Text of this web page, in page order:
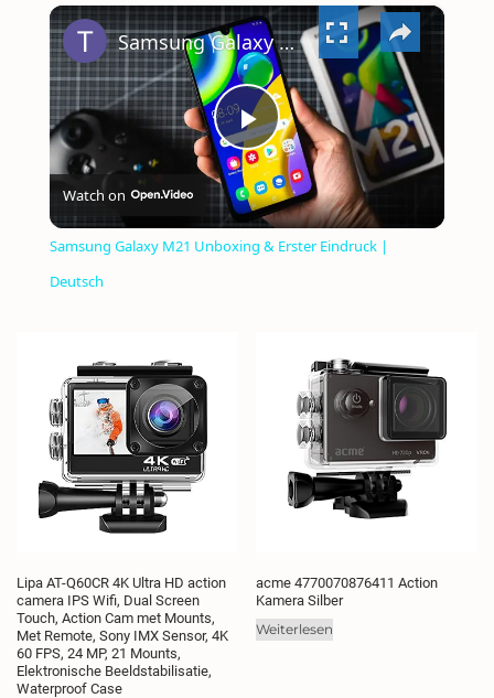
VIDEO
×
PLAY
VIDEO
Samsung Galaxy M21 Unboxing & Erster Eindruck | Deutsch
Watch on
Samsung Galaxy M21 Unboxing & Erster Eindruck |
Deutsch
Lipa AT-Q60CR 4K Ultra HD action
camera IPS Wifi, Dual Screen
Touch, Action Cam met Mounts,
Met Remote, Sony IMX Sensor, 4K
60 FPS, 24 MP, 21 Mounts,
Elektronische Beeldstabilisatie,
Waterproof Case
acme 4770070876411 Action
Kamera Silber
Weiterlesen